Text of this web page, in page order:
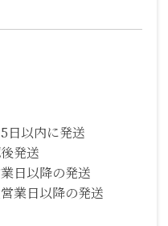
日以内に発送
発送
日以降の発送
業日以降の発送